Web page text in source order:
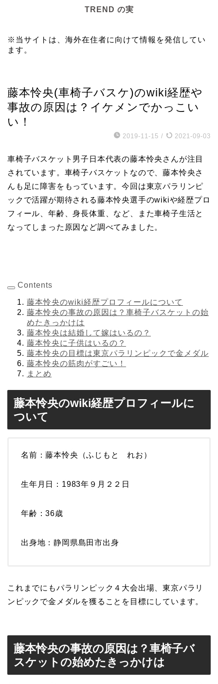
TREND の実
※当サイトは、海外在住者に向けて情報を発信してい
ます。
藤本怜央(車椅子バスケ)のwiki経歴や
事故の原因は？イケメンでかっこい
い！
2019-11-15 / 2021-09-03
車椅子バスケット男子日本代表の藤本怜央さんが注目
されています。車椅子バスケットなので、藤本怜央さ
んも足に障害をもっています。今回は東京パラリンピ
ックで活躍が期待される藤本怜央選手のwikiや経歴プロ
フィール、年齢、身長体重、など、また車椅子生活と
なってしまった原因など調べてみました。
Contents
藤本怜央のwiki経歴プロフィールについて
藤本怜央の事故の原因は？車椅子バスケットの始
めたきっかけは
藤本怜央は結婚して嫁はいるの？
藤本怜央に子供はいるの？
藤本怜央の目標は東京パラリンピックで金メダル
藤本怜央の筋肉がすごい！
まとめ
藤本怜央のwiki経歴プロフィールに
ついて
名前：藤本怜央（ふじもと れお）
生年月日：1983年９月２２日
年齢：36歳
出身地：静岡県島田市出身
これまでにもパラリンピック４大会出場、東京パラリ
ンピックで金メダルを獲ることを目標にしています。
藤本怜央の事故の原因は？車椅子バ
スケットの始めたきっかけは